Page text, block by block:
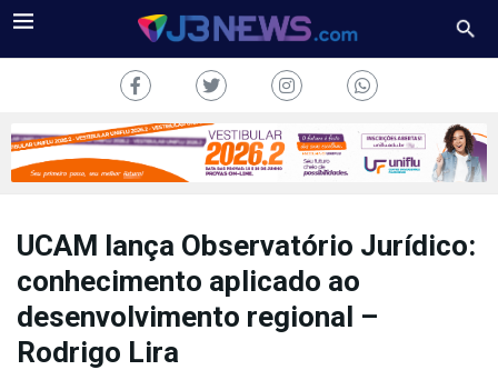
COLUNAS
UCAM lança Observatório Jurídico:
conhecimento aplicado ao
desenvolvimento regional –
Rodrigo Lira